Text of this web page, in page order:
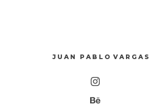
J U A N P A B L O V A R G A S